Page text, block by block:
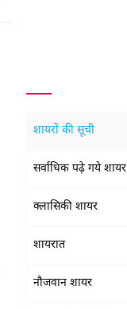
शायरों की सूची
सर्वाधिक पढ़े गये शायर
क्लासिकी शायर
शायरात
नौजवान शायर